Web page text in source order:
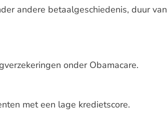
andere betaalgeschiedenis, duur van
onder Obamacare.
met een lage kredietscore.